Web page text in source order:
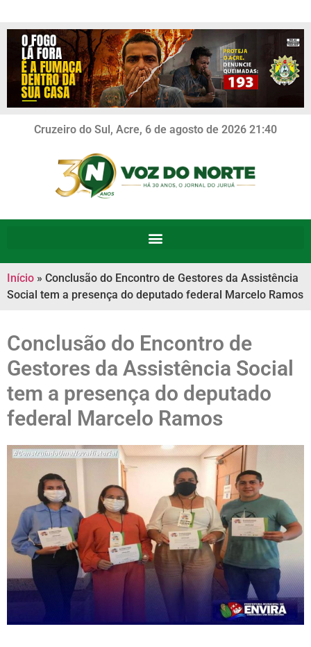
Cruzeiro do Sul, Acre, 6 de agosto de 2026 21:40
Início » Conclusão do Encontro de Gestores da Assistência
Social tem a presença do deputado federal Marcelo Ramos
Conclusão do Encontro de
Gestores da Assistência Social
tem a presença do deputado
federal Marcelo Ramos